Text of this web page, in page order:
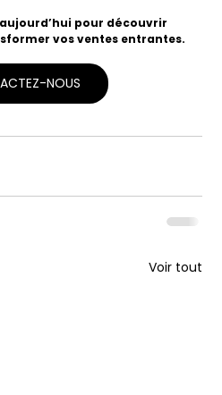
pour découvrir
vos ventes entrantes.
NOUS
Voir tout